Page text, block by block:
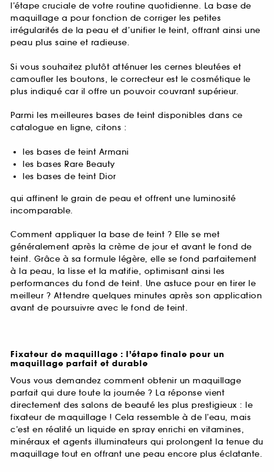
l’étape cruciale de votre routine quotidienne. La base de
maquillage a pour fonction de corriger les petites
irrégularités de la peau et d’unifier le teint, offrant ainsi une
peau plus saine et radieuse.
Si vous souhaitez plutôt atténuer les cernes bleutées et
camoufler les boutons, le correcteur est le cosmétique le
plus indiqué car il offre un pouvoir couvrant supérieur.
Parmi les meilleures bases de teint disponibles dans ce
catalogue en ligne, citons :
les bases de teint Armani
les bases Rare Beauty
les bases de teint Dior
qui affinent le grain de peau et offrent une luminosité
incomparable.
Comment appliquer la base de teint ? Elle se met
généralement après la crème de jour et avant le fond de
teint. Grâce à sa formule légère, elle se fond parfaitement
à la peau, la lisse et la matifie, optimisant ainsi les
performances du fond de teint. Une astuce pour en tirer le
meilleur ? Attendre quelques minutes après son application
avant de poursuivre avec le fond de teint.
Fixateur de maquillage : l’étape finale pour un
maquillage parfait et durable
Vous vous demandez comment obtenir un maquillage
parfait qui dure toute la journée ? La réponse vient
directement des salons de beauté les plus prestigieux : le
fixateur de maquillage ! Cela ressemble à de l’eau, mais
c’est en réalité un liquide en spray enrichi en vitamines,
minéraux et agents illuminateurs qui prolongent la tenue du
maquillage tout en offrant une peau encore plus éclatante.